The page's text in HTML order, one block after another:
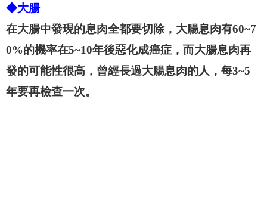
◆大腸
在大腸中發現的息肉全都要切除，大腸息肉有60~7
0%的機率在5~10年後惡化成癌症，而大腸息肉再
發的可能性很高，曾經長過大腸息肉的人，每3~5
年要再檢查一次。